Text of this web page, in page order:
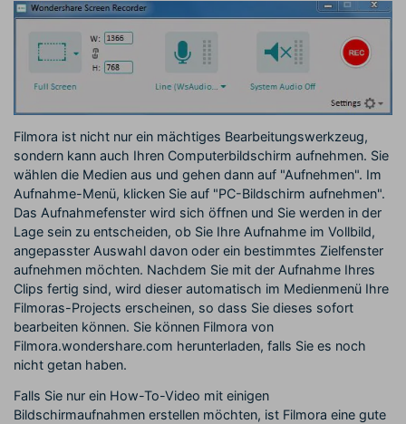
Filmora ist nicht nur ein mächtiges Bearbeitungswerkzeug,
sondern kann auch Ihren Computerbildschirm aufnehmen. Sie
wählen die Medien aus und gehen dann auf "Aufnehmen". Im
Aufnahme-Menü, klicken Sie auf "PC-Bildschirm aufnehmen".
Das Aufnahmefenster wird sich öffnen und Sie werden in der
Lage sein zu entscheiden, ob Sie Ihre Aufnahme im Vollbild,
angepasster Auswahl davon oder ein bestimmtes Zielfenster
aufnehmen möchten. Nachdem Sie mit der Aufnahme Ihres
Clips fertig sind, wird dieser automatisch im Medienmenü Ihre
Filmoras-Projects erscheinen, so dass Sie dieses sofort
bearbeiten können. Sie können Filmora von
Filmora.wondershare.com herunterladen, falls Sie es noch
nicht getan haben.
Falls Sie nur ein How-To-Video mit einigen
Bildschirmaufnahmen erstellen möchten, ist Filmora eine gute